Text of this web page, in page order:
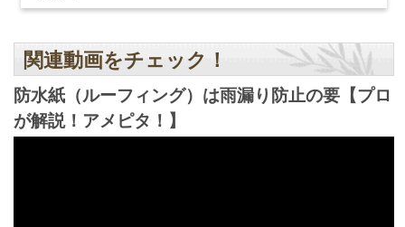
関連動画をチェック！
防水紙（ルーフィング）は雨漏り防止の要【プロ
が解説！アメピタ！】